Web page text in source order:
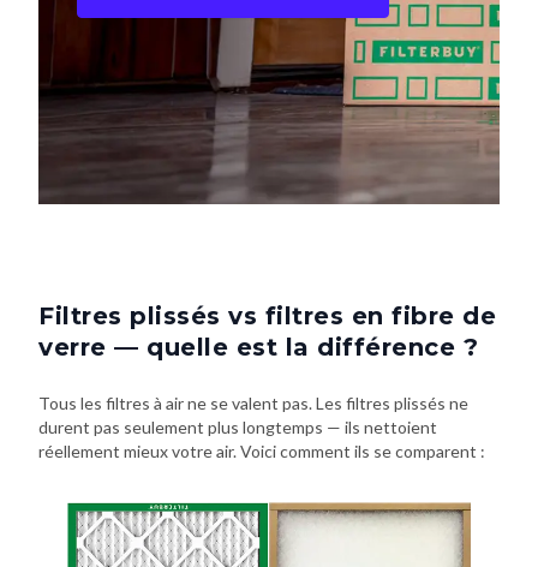
Filtres plissés vs filtres en fibre de
verre — quelle est la différence ?
Tous les filtres à air ne se valent pas. Les filtres plissés ne
durent pas seulement plus longtemps — ils nettoient
réellement mieux votre air. Voici comment ils se comparent :